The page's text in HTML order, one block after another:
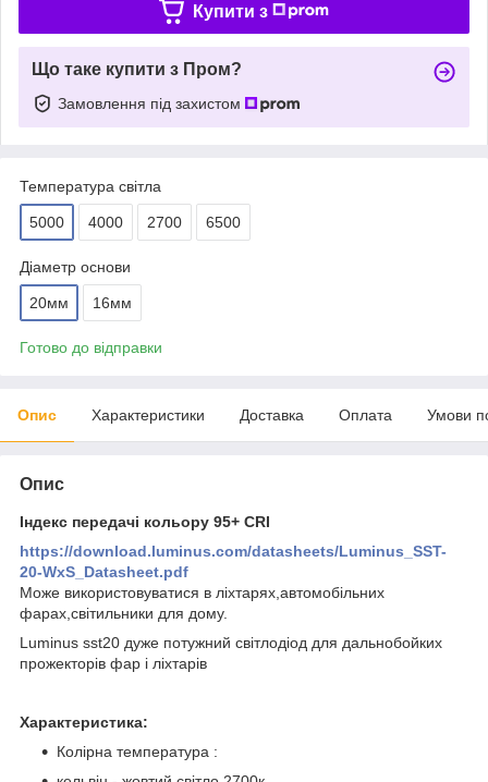
Купити з
Що таке купити з Пром?
Замовлення під захистом
Температура світла
5000 4000 2700 6500
Діаметр основи
20мм 16мм
Готово до відправки
Опис Характеристики Доставка Оплата Умови
Опис
Індекс передачі кольору 95+ CRI
https://download.luminus.com/datasheets/Luminus_SST-
20-WxS_Datasheet.pdf
Може використовуватися в ліхтарях,автомобільних
фарах,світильники для дому.
Luminus sst20 дуже потужний світлодіод для дальнобойких
прожекторів фар і ліхтарів
Характеристика:
Колірна температура :